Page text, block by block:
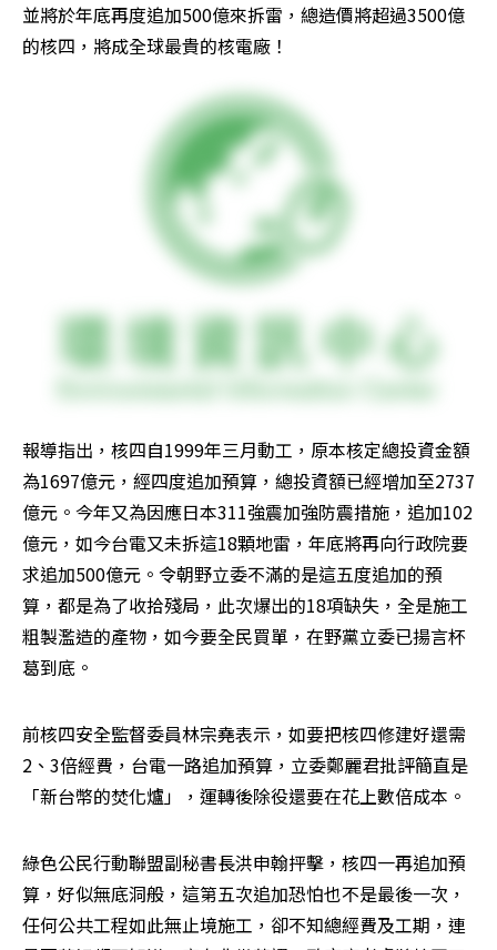
並將於年底再度追加500億來拆雷，總造價將超過3500億
的核四，將成全球最貴的核電廠！
報導指出，核四自1999年三月動工，原本核定總投資金額
為1697億元，經四度追加預算，總投資額已經增加至2737
億元。今年又為因應日本311強震加強防震措施，追加102
億元，如今台電又未拆這18顆地雷，年底將再向行政院要
求追加500億元。令朝野立委不滿的是這五度追加的預
算，都是為了收拾殘局，此次爆出的18項缺失，全是施工
粗製濫造的產物，如今要全民買單，在野黨立委已揚言杯
葛到底。
前核四安全監督委員林宗堯表示，如要把核四修建好還需
2、3倍經費，台電一路追加預算，立委鄭麗君批評簡直是
「新台幣的焚化爐」，運轉後除役還要在花上數倍成本。
綠色公民行動聯盟副秘書長洪申翰抨擊，核四一再追加預
算，好似無底洞般，這第五次追加恐怕也不是最後一次，
任何公共工程如此無止境施工，卻不知總經費及工期，連